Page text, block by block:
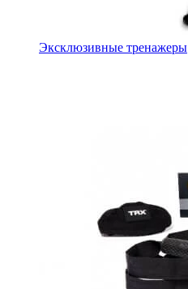
Эксклюзивные тренажеры